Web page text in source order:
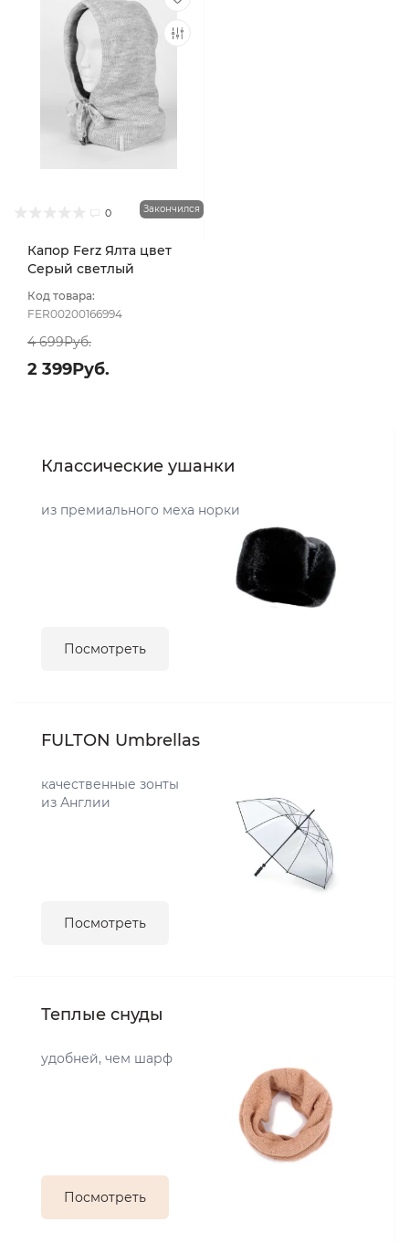
0 Закончился
Капор Ferz Ялта цвет
Серый светлый
Код товара:
FER00200166994
4 699Руб.
2 399Руб.
Классические ушанки
из премиального меха норки
Посмотреть
FULTON Umbrellas
качественные зонты
из Англии
Посмотреть
Теплые снуды
удобней, чем шарф
Посмотреть